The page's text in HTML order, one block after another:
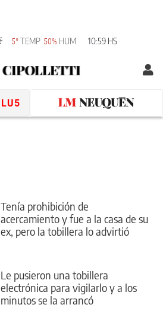
5°TEMP 50% HUM 10:59 HS
LU5
Tenía prohibición de
acercamiento y fue a la casa de su
ex, pero la tobillera lo advirtió
Le pusieron una tobillera
electrónica para vigilarlo y a los
minutos se la arrancó